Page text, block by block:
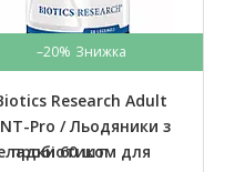
60 шт
–20%
Research Adult
Pro / Льодяники з
пробіотиком для